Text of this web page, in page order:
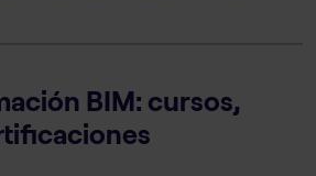
BIM: cursos,